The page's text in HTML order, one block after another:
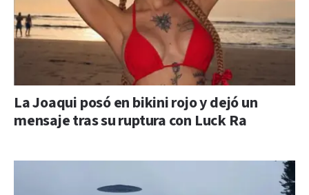
La Joaqui posó en bikini rojo y dejó un
mensaje tras su ruptura con Luck Ra